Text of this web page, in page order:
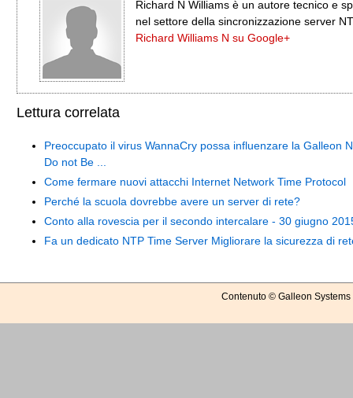
Richard N Williams è un autore tecnico e
nel settore della sincronizzazione server
Richard Williams N su Google+
Lettura correlata
Preoccupato il virus WannaCry possa influenzare la Galleon
Do not Be ...
Come fermare nuovi attacchi Internet Network Time Protocol
Perché la scuola dovrebbe avere un server di rete?
Conto alla rovescia per il secondo intercalare - 30 giugno
Fa un dedicato NTP Time Server Migliorare la sicurezza di
Contenuto © Galleon Systems